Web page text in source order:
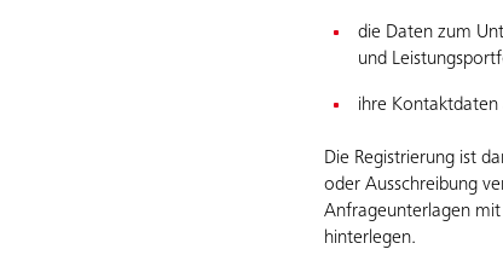
die Daten zum
und
ihre Kontaktdaten
Die Registrierung ist
oder Ausschreibung
Anfrageunterlagen
hinterlegen.